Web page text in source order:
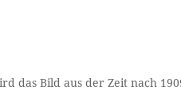
das Bild aus der Zeit nach